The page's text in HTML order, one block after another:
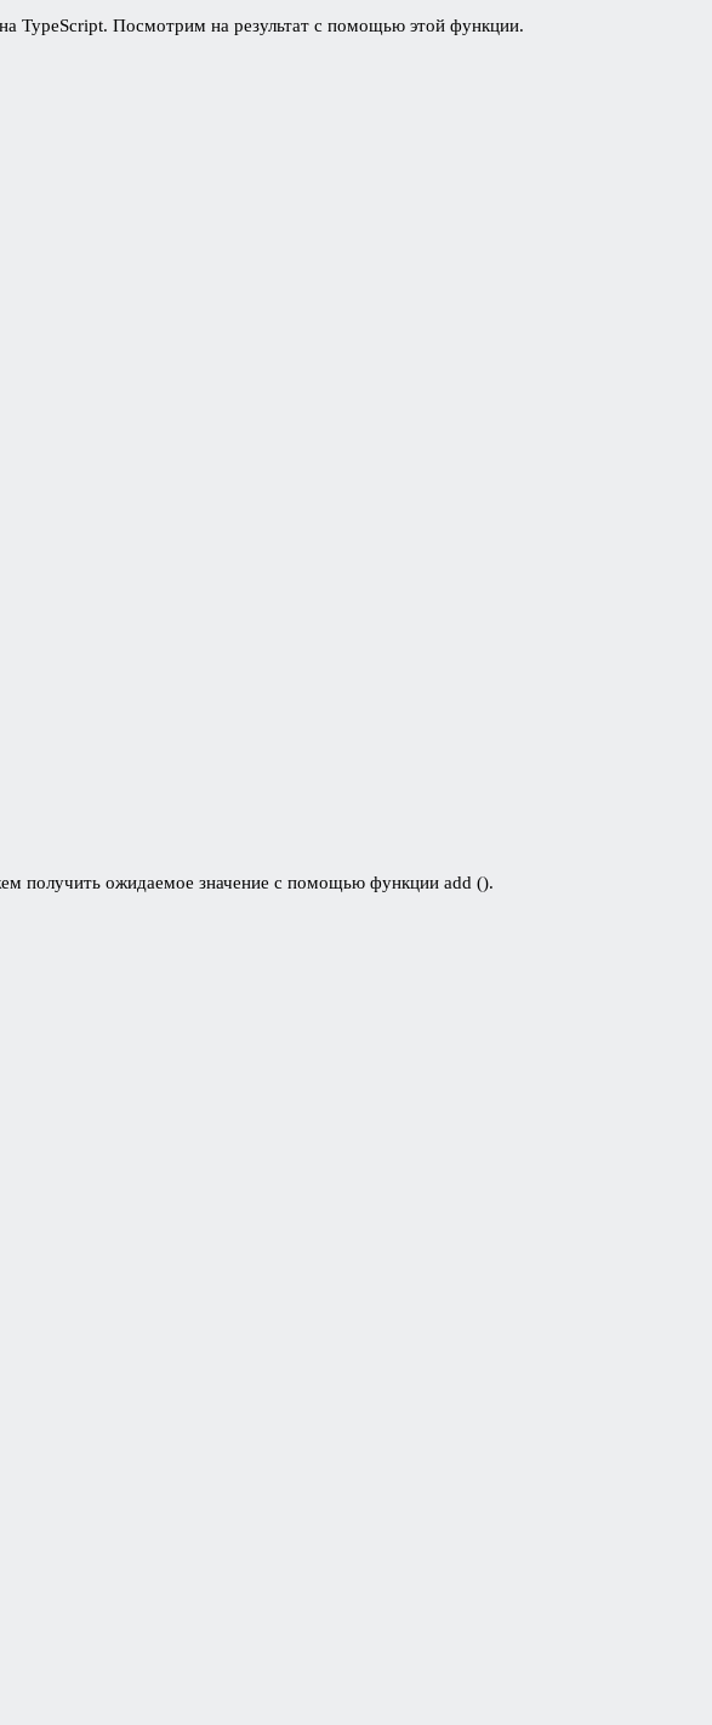
TypeScript. Посмотрим на результат с помощью этой функции.
получить ожидаемое значение с помощью функции add ().